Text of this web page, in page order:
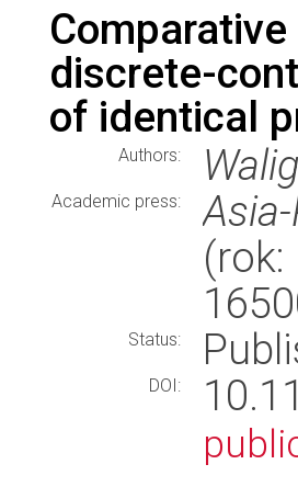
discrete-
of identical
Authors:
Academic press:
Status:
DOI: